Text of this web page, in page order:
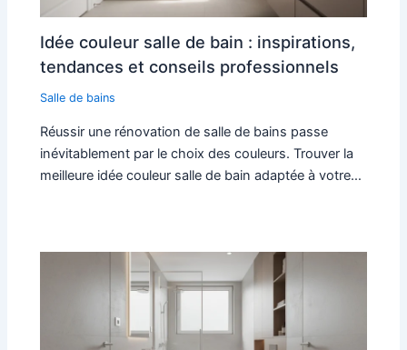
Idée couleur salle de bain : inspirations,
tendances et conseils professionnels
Salle de bains
Réussir une rénovation de salle de bains passe
inévitablement par le choix des couleurs. Trouver la
meilleure idée couleur salle de bain adaptée à votre…